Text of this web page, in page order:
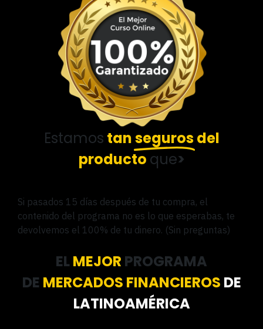
Estamos tansegurosdel
producto que>
Si pasados ​​15 días después de tu compra, el
contenido del programa no es lo que esperabas, te
devolvemos el 100% de tu dinero. (Sin preguntas)
EL MEJOR PROGRAMA
DE MERCADOS FINANCIEROS DE
LATINOAMÉRICA